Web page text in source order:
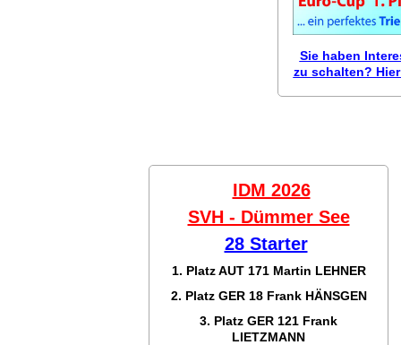
Sie haben
zu schalten?
IDM 2026
SVH - Dümmer See
28 Starter
1. Platz AUT 171 Martin LEHNER
2. Platz GER 18 Frank HÄNSGEN
3. Platz GER 121 Frank
LIETZMANN